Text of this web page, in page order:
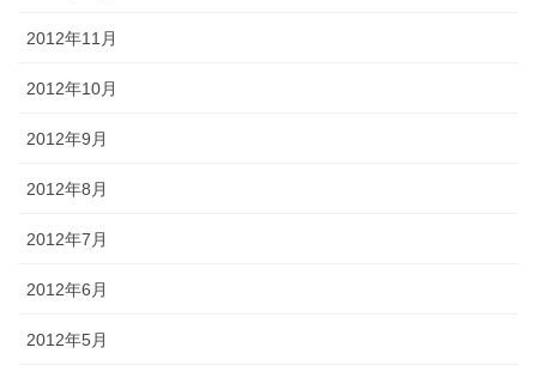
2012年11月
2012年10月
2012年9月
2012年8月
2012年7月
2012年6月
2012年5月